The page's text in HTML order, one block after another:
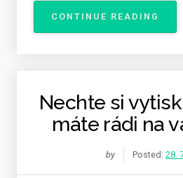
CONTINUE READING
Nechte si
máte rádi na
by Posted: 28.